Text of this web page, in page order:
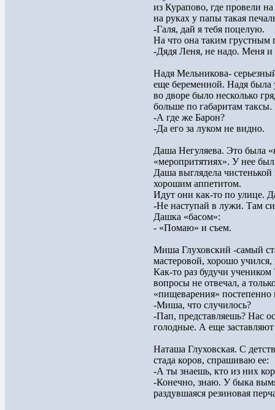
из Курапово, где провели
на руках у папы такая
-Галя, дай я тебя поцелую.
На что она таким грустным
-Дядя Леня, не надо. Меня и
Надя Мельникова-
еще беременной. Надя
во дворе было несколько
больше по габаритам
-А где же Барон?
-Да его за луком не видно.
Даша Негуляева. Это была
«меропритятиях». У нее
Даша выглядела
хорошим аппетитом.
Идут они как-то по улице.
-Не наступай в лужи. Там
Дашка «басом»:
- «Помаю» и съем.
Миша Глуховский -самый
мастеровой, хорошо
Как-то раз будучи
вопросы не отвечал, а
«пищеварения»
-Миша, что случилось?
-Пап, представляешь? Нас
голодные. А еще
Наташа Глуховская. С
стада коров, спрашиваю ее:
-А ты знаешь, кто из них
-Конечно, знаю. У быка
раздувшаяся резиновая